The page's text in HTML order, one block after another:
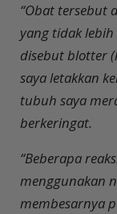
“Obat tersebut
yang tidak
disebut blotter
saya letakkan
tubuh saya
berkeringat.
“Beberapa
menggunakan
membesarnya